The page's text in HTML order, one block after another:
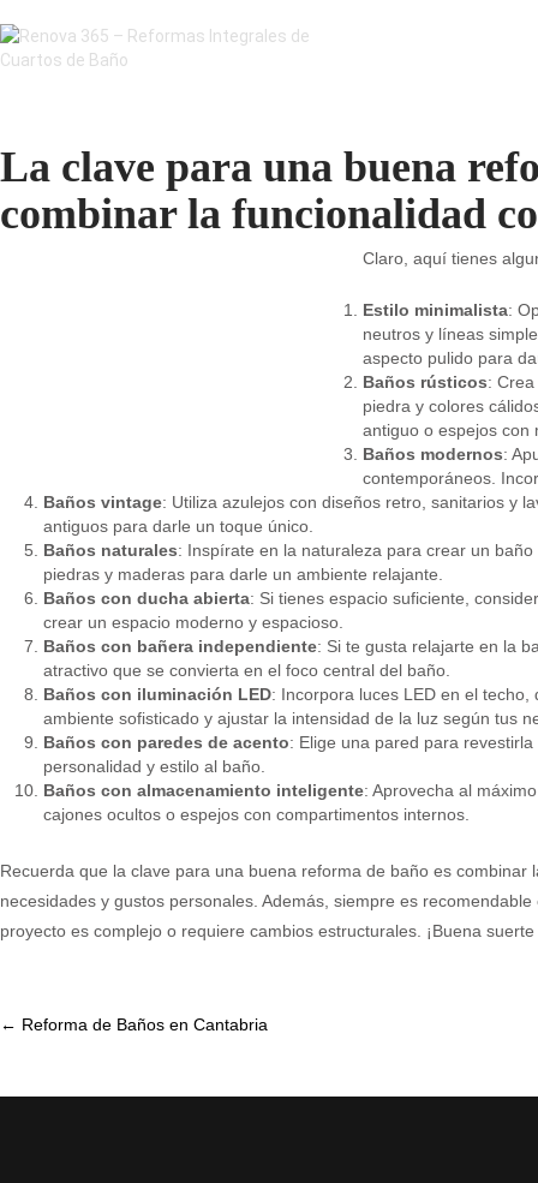
La clave para una buena
combinar la funcionalidad
Claro, aquí tienes
Estilo minimalista:
neutros y líneas
aspecto pulido para
Baños rústicos:
piedra y colores
antiguo o espejos con
Baños modernos:
contemporáneos.
Baños vintage: Utiliza azulejos con diseños retro, sanitarios y
antiguos para darle un toque único.
Baños naturales: Inspírate en la naturaleza para crear un
piedras y maderas para darle un ambiente relajante.
Baños con ducha abierta: Si tienes espacio suficiente,
crear un espacio moderno y espacioso.
Baños con bañera independiente: Si te gusta relajarte en la
atractivo que se convierta en el foco central del baño.
Baños con iluminación LED: Incorpora luces LED en el
ambiente sofisticado y ajustar la intensidad de la luz según tus
Baños con paredes de acento: Elige una pared para
personalidad y estilo al baño.
Baños con almacenamiento inteligente: Aprovecha al
cajones ocultos o espejos con compartimentos internos.
Recuerda que la clave para una buena reforma de baño es
necesidades y gustos personales. Además, siempre es
proyecto es complejo o requiere cambios estructurales. ¡Buena
Post
← Reforma de Baños en Cantabria